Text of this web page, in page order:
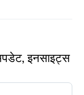
इनसाइट्स